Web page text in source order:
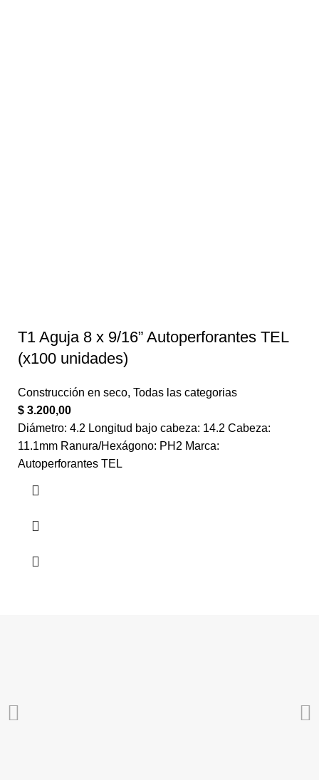
T1 Aguja 8 x 9/16” Autoperforantes TEL
(x100 unidades)
Construcción en seco, Todas las categorias
$ 3.200,00
Diámetro: 4.2 Longitud bajo cabeza: 14.2 Cabeza:
11.1mm Ranura/Hexágono: PH2 Marca:
Autoperforantes TEL